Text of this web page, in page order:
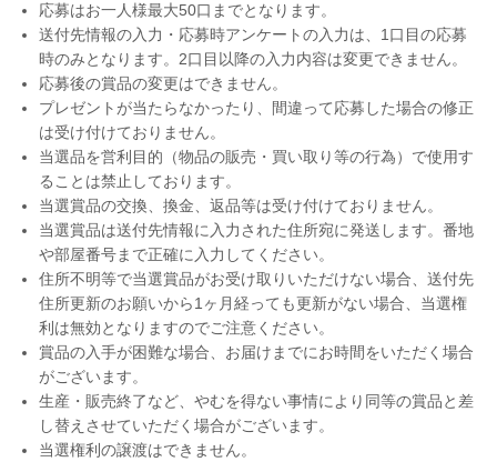
応募はお一人様最大50口までとなります。
送付先情報の入力・応募時アンケートの入力は、1口目の応募
時のみとなります。2口目以降の入力内容は変更できません。
応募後の賞品の変更はできません。
プレゼントが当たらなかったり、間違って応募した場合の修正
は受け付けておりません。
当選品を営利目的（物品の販売・買い取り等の行為）で使用す
ることは禁止しております。
当選賞品の交換、換金、返品等は受け付けておりません。
当選賞品は送付先情報に入力された住所宛に発送します。番地
や部屋番号まで正確に入力してください。
住所不明等で当選賞品がお受け取りいただけない場合、送付先
住所更新のお願いから1ヶ月経っても更新がない場合、当選権
利は無効となりますのでご注意ください。
賞品の入手が困難な場合、お届けまでにお時間をいただく場合
がございます。
生産・販売終了など、やむを得ない事情により同等の賞品と差
し替えさせていただく場合がございます。
当選権利の譲渡はできません。